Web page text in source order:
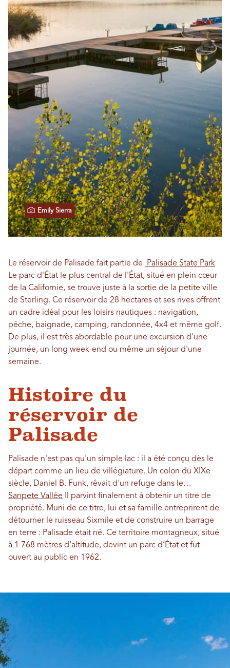
Emily Sierra
Le réservoir de Palisade fait partie de
Palisade State Park
Le parc d'État le plus central de l'État, situé en plein cœur
de la Californie, se trouve juste à la sortie de la petite ville
de Sterling. Ce réservoir de 28 hectares et ses rives offrent
un cadre idéal pour les loisirs nautiques : navigation,
pêche, baignade, camping, randonnée, 4x4 et même golf.
De plus, il est très abordable pour une excursion d'une
journée, un long week-end ou même un séjour d'une
semaine.
Histoire du
réservoir de
Palisade
Palisade n'est pas qu'un simple lac : il a été conçu dès le
départ comme un lieu de villégiature. Un colon du XIXe
siècle, Daniel B. Funk, rêvait d'un refuge dans le…
Sanpete Vallée Il parvint finalement à obtenir un titre de
propriété. Muni de ce titre, lui et sa famille entreprirent de
détourner le ruisseau Sixmile et de construire un barrage
en terre : Palisade était né. Ce territoire montagneux, situé
à 1 768 mètres d’altitude, devint un parc d’État et fut
ouvert au public en 1962.